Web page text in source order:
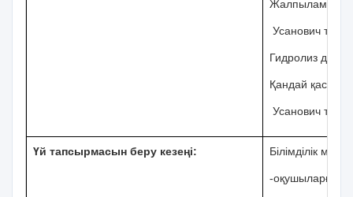
Жалпылама
Усанович
Гидролиз деген
Қандай
Усанович
Үй тапсырмасын беру кезеңі: Білімділік
-оқушыларға